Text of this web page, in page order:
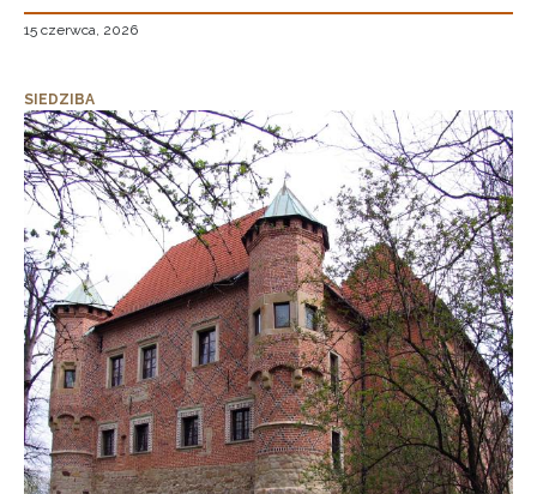
15 czerwca, 2026
SIEDZIBA